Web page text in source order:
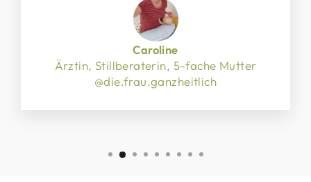
Caroline
Ärztin, Stillberaterin, 5-fache Mutter
@die.frau.ganzheitlich